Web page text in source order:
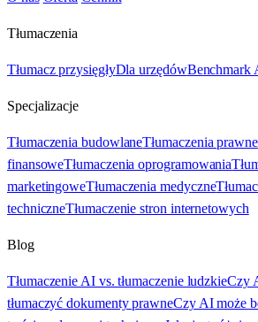
Tłumaczenia
Tłumacz przysięgłyDla urzędówBenchmark
Specjalizacje
Tłumaczenia budowlaneTłumaczenia prawne
finansoweTłumaczenia oprogramowania
marketingoweTłumaczenia medyczne
techniczneTłumaczenie stron internetowych
Blog
Tłumaczenie AI vs. tłumaczenie ludzkieCzy
tłumaczyć dokumenty prawneCzy AI może